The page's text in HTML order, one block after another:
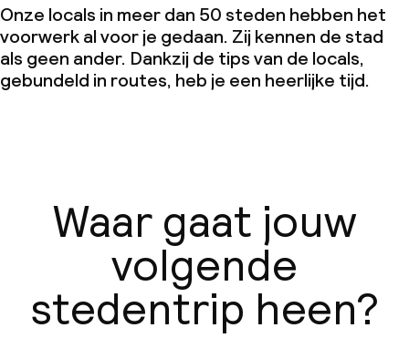
Onze locals in meer dan 50 steden hebben het
voorwerk al voor je gedaan. Zij kennen de stad
als geen ander. Dankzij de tips van de locals,
gebundeld in routes, heb je een heerlijke tijd.
Waar gaat jouw
volgende
stedentrip heen?